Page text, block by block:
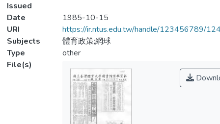
Issued
Date
1985-10-15
URI
https://ir.ntus.edu.tw/handle/123456789/
Subjects
體育政策;網球
Type
other
File(s)